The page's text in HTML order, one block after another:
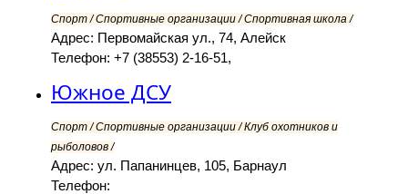
Спорт / Спортивные организации / Спортивная школа /
Адрес: Первомайская ул., 74, Алейск
Телефон: +7 (38553) 2-16-51,
Южное ДСУ
Спорт / Спортивные организации / Клуб охотников и
рыболовов /
Адрес: ул. Папанинцев, 105, Барнаул
Телефон: